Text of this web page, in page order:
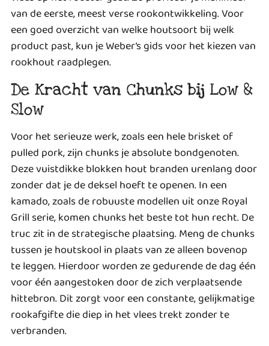
van de eerste, meest verse rookontwikkeling. Voor
een goed overzicht van welke houtsoort bij welk
product past, kun jeWeber’s gids voor het kiezen van
rookhout raadplegen.
De Kracht van Chunks bij Low &
Slow
Voor het serieuze werk, zoals een hele brisket of
pulled pork, zijn chunks je absolute bondgenoten.
Deze vuistdikke blokken hout branden urenlang door
zonder dat je de deksel hoeft te openen. In een
kamado, zoals de robuuste modellen uit onze Royal
Grill serie, komen chunks het beste tot hun recht. De
truc zit in de strategische plaatsing. Meng de chunks
tussen je houtskool in plaats van ze alleen bovenop
te leggen. Hierdoor worden ze gedurende de dag één
voor één aangestoken door de zich verplaatsende
hittebron. Dit zorgt voor een constante, gelijkmatige
rookafgifte die diep in het vlees trekt zonder te
verbranden.